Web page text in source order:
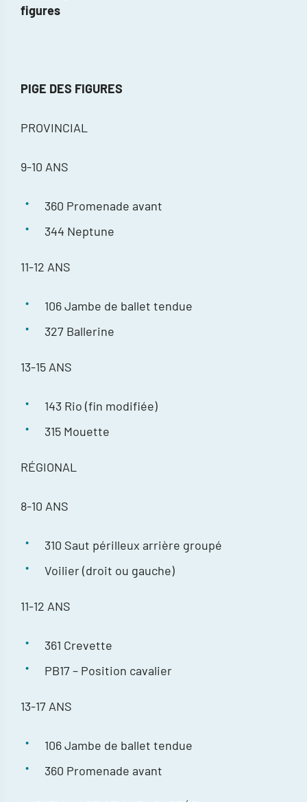
figures
PIGE DES FIGURES
PROVINCIAL
9-10 ANS
360 Promenade avant
344 Neptune
11-12 ANS
106 Jambe de ballet tendue
327 Ballerine
13-15 ANS
143 Rio (fin modifiée)
315 Mouette
RÉGIONAL
8-10 ANS
310 Saut périlleux arrière groupé
Voilier (droit ou gauche)
11-12 ANS
361 Crevette
PB17 – Position cavalier
13-17 ANS
106 Jambe de ballet tendue
360 Promenade avant